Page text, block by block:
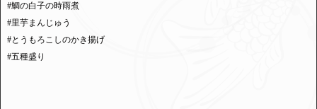
#鯛の白子の時雨煮
#里芋まんじゅう
#とうもろこしのかき揚げ
#五種盛り